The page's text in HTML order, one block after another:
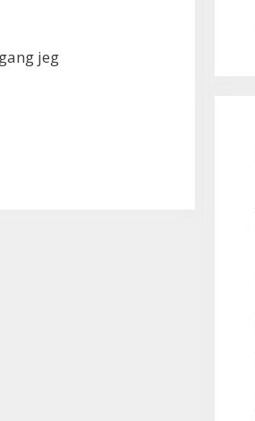
jeg